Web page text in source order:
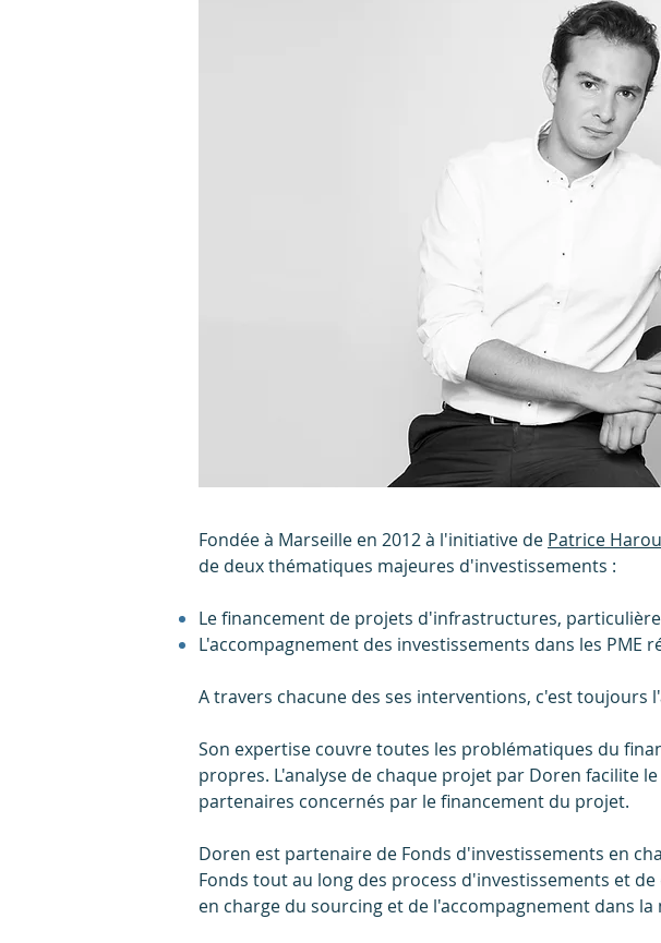
Fondée à Marseille en 2012 à l'initiative de Patrice
de deux thématiques majeures d'investissements :
Le financement de projets d'infrastructures,
L'accompagnement des investissements dans les PME
A travers chacune des ses interventions, c'est toujours
Son expertise couvre toutes les problématiques du
propres. L'analyse de chaque projet par Doren facilite
partenaires concernés par le financement du projet.
Doren est partenaire de Fonds d'investissements en
Fonds tout au long des process d'investissements et
en charge du sourcing et de l'accompagnement dans